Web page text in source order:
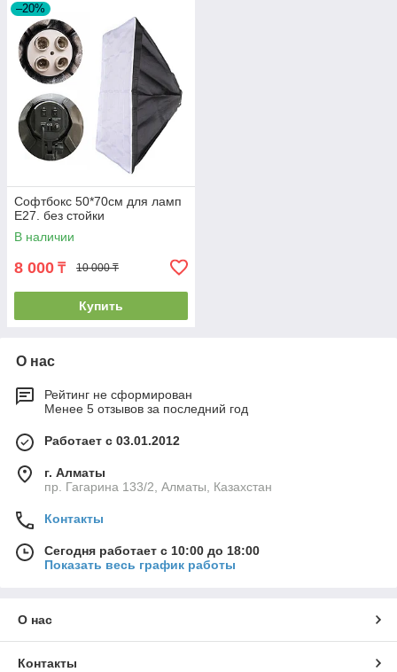
–20%
Софтбокс 50*70см для ламп
E27. без стойки
В наличии
8 000 ₸ 10 000 ₸
Купить
О нас
Рейтинг не сформирован
Менее 5 отзывов за последний год
Работает с 03.01.2012
г. Алматы
пр. Гагарина 133/2, Алматы, Казахстан
Контакты
Сегодня работает с 10:00 до 18:00
Показать весь график работы
О нас
Контакты